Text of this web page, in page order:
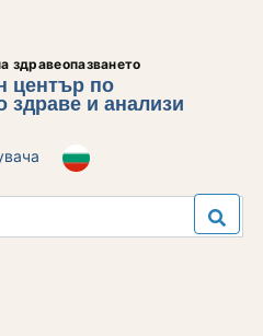
здравеопазването
център по
здраве и анализи